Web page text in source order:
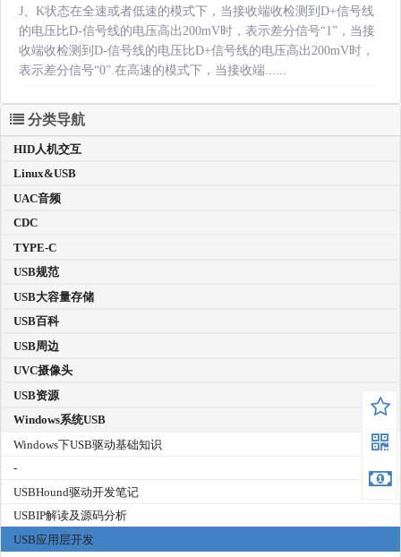
J、K状态在全速或者低速的模式下，当接收端收检测到D+信号线
的电压比D-信号线的电压高出200mV时，表示差分信号“1”，当接
收端收检测到D-信号线的电压比D+信号线的电压高出200mV时，
表示差分信号“0”.在高速的模式下，当接收端......
分类导航
HID人机交互
Linux&USB
UAC音频
CDC
TYPE-C
USB规范
USB大容量存储
USB百科
USB周边
UVC摄像头
USB资源
Windows系统USB
Windows下USB驱动基础知识
-
USBHound驱动开发笔记
USBIP解读及源码分析
USB应用层开发